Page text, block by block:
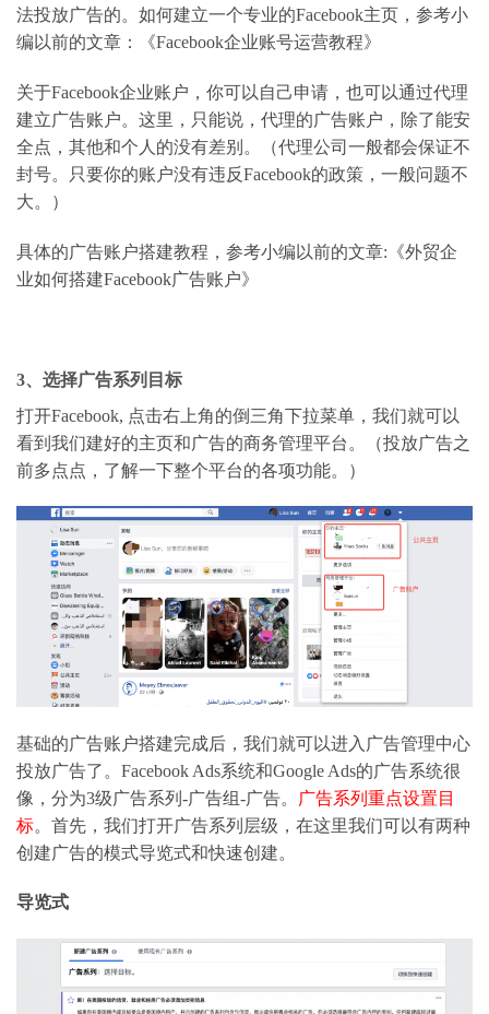
法投放广告的。如何建立一个专业的Facebook主页，参考小
编以前的文章：
《Facebook企业账号运营教程》
关于Facebook企业账户，你可以自己申请，也可以通过代理
建立广告账户。这里，只能说，代理的广告账户，除了能安
全点，其他和个人的没有差别。（代理公司一般都会保证不
封号。只要你的账户没有违反Facebook的政策，一般问题不
大。）
具体的广告账户搭建教程，参考小编以前的文章: 《外贸企
业如何搭建Facebook广告账户》
3、选择广告系列目标
打开Facebook, 点击右上角的倒三角下拉菜单，我们就可以
看到我们建好的主页和广告的商务管理平台。（投放广告之
前多点点，了解一下整个平台的各项功能。）
基础的广告账户搭建完成后，我们就可以进入广告管理中心
投放广告了。Facebook Ads系统和Google Ads的广告系统很
像，分为3级广告系列-广告组-广告。
广告系列重点设置目
标。首先，我们打开广告系列层级，在这里我们可以有两种
创建广告的模式导览式和快速创建。
导览式